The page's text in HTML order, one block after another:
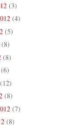
(3)
(4)
(5)
(8)
(8)
(6)
(12)
(8)
(7)
(8)